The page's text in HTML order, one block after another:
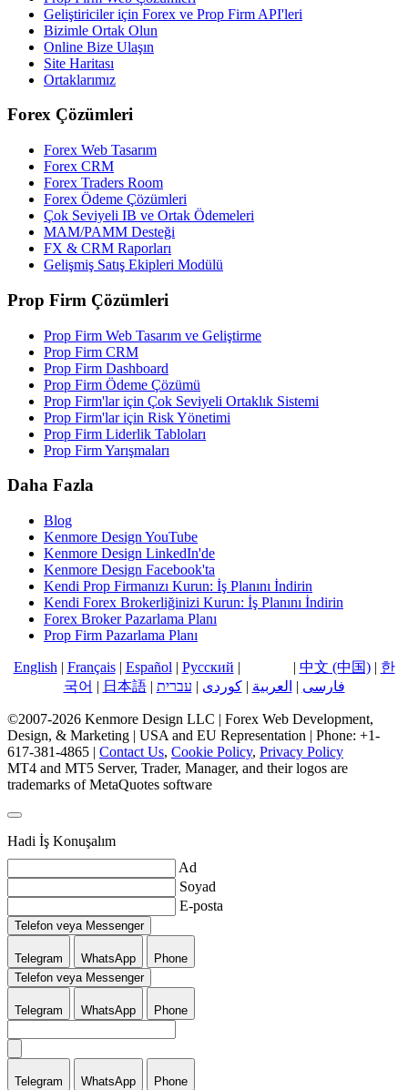
Geliştiriciler için Forex ve Prop Firm API'leri
Bizimle Ortak Olun
Online Bize Ulaşın
Site Haritası
Ortaklarımız
Forex Çözümleri
Forex Web Tasarım
Forex CRM
Forex Traders Room
Forex Ödeme Çözümleri
Çok Seviyeli IB ve Ortak Ödemeleri
MAM/PAMM Desteği
FX & CRM Raporları
Gelişmiş Satış Ekipleri Modülü
Prop Firm Çözümleri
Prop Firm Web Tasarım ve Geliştirme
Prop Firm CRM
Prop Firm Dashboard
Prop Firm Ödeme Çözümü
Prop Firm'lar için Çok Seviyeli Ortaklık Sistemi
Prop Firm'lar için Risk Yönetimi
Prop Firm Liderlik Tabloları
Prop Firm Yarışmaları
Daha Fazla
Blog
Kenmore Design YouTube
Kenmore Design LinkedIn'de
Kenmore Design Facebook'ta
Kendi Prop Firmanızı Kurun: İş Planını İndirin
Kendi Forex Brokerliğinizi Kurun: İş Planını İndirin
Forex Broker Pazarlama Planı
Prop Firm Pazarlama Planı
English | Français| Español | Русский | | 中文 (中国)| 한
국어 | 日本語| עברית | کوردی| العربية | فارسی
©2007-2026 Kenmore Design LLC | Forex Web Development,
Design, & Marketing | USA and EU Representation | Phone: +1-
617-381-4865 | Contact Us, Cookie Policy, Privacy Policy
MT4 and MT5 Server, Trader, Manager, and their logos are
trademarks of MetaQuotes software
Hadi İş Konuşalım
Ad
Soyad
E-posta
Telefon veya Messenger
Telegram WhatsApp
Phone
Telefon veya Messenger
Telegram WhatsApp Phone
Telegram WhatsApp Phone